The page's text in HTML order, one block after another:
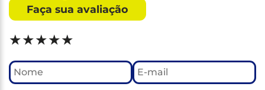
Faça sua avaliação
★★★★★